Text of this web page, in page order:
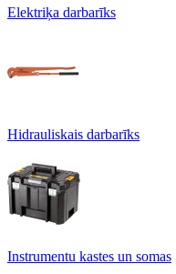
Elektriķa darbarīks
Hidrauliskais darbarīks
Instrumentu kastes un somas